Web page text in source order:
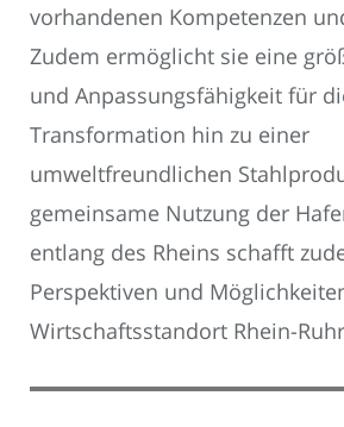
vorhandenen Kompetenzen
Zudem ermöglicht sie eine
und Anpassungsfähigkeit für
Transformation hin zu einer
umweltfreundlichen
gemeinsame Nutzung der
entlang des Rheins schafft
Perspektiven und
Wirtschaftsstandort Rhein-